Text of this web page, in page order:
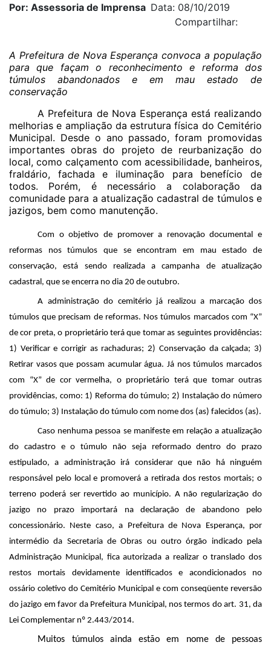
Por: Assessoria de Imprensa Data: 08/10/2019
Compartilhar:
A Prefeitura de Nova Esperança convoca a população
para que façam o reconhecimento e reforma dos
túmulos abandonados e em mau estado de
conservação
A Prefeitura de Nova Esperança está realizando
melhorias e ampliação da estrutura física do Cemitério
Municipal. Desde o ano passado, foram promovidas
importantes obras do projeto de reurbanização do
local, como calçamento com acessibilidade, banheiros,
fraldário, fachada e iluminação para benefício de
todos. Porém, é necessário a colaboração da
comunidade para a atualização cadastral de túmulos e
jazigos, bem como manutenção.
Com o objetivo de promover a renovação documental e
reformas nos túmulos que se encontram em mau estado de
conservação, está sendo realizada a campanha de atualização
cadastral, que se encerra no dia 20 de outubro.
A administração do cemitério já realizou a marcação dos
túmulos que precisam de reformas. Nos túmulos marcados com “X”
de cor preta, o proprietário terá que tomar as seguintes providências:
1) Verificar e corrigir as rachaduras; 2) Conservação da calçada; 3)
Retirar vasos que possam acumular água. Já nos túmulos marcados
com “X” de cor vermelha, o proprietário terá que tomar outras
providências, como: 1) Reforma do túmulo; 2) Instalação do número
do túmulo; 3) Instalação do túmulo com nome dos (as) falecidos (as).
Caso nenhuma pessoa se manifeste em relação a atualização
do cadastro e o túmulo não seja reformado dentro do prazo
estipulado, a administração irá considerar que não há ninguém
responsável pelo local e promoverá a retirada dos restos mortais; o
terreno poderá ser revertido ao município. A não regularização do
jazigo no prazo importará na declaração de abandono pelo
concessionário. Neste caso, a Prefeitura de Nova Esperança, por
intermédio da Secretaria de Obras ou outro órgão indicado pela
Administração Municipal, fica autorizada a realizar o translado dos
restos mortais devidamente identificados e acondicionados no
ossário coletivo do Cemitério Municipal e com conseqüente reversão
do jazigo em favor da Prefeitura Municipal, nos termos do art. 31, da
Lei Complementar nº 2.443/2014.
Muitos túmulos ainda estão em nome de pessoas